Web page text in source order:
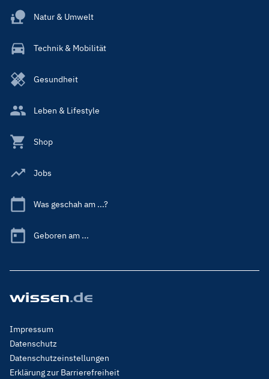
Natur & Umwelt
Technik & Mobilität
Gesundheit
Leben & Lifestyle
Shop
Jobs
Was geschah am ...?
Geboren am ...
Footer
Menu
Legal
Impressum
Datenschutz
Datenschutzeinstellungen
Erklärung zur Barrierefreiheit